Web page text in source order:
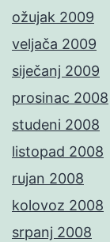
ožujak 2009
veljača 2009
siječanj 2009
prosinac 2008
studeni 2008
listopad 2008
rujan 2008
kolovoz 2008
srpanj 2008